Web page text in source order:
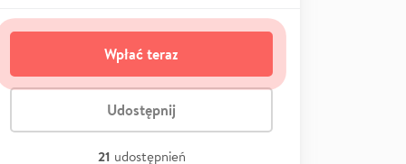
Wpłać teraz
Udostępnij
21 udostępnień